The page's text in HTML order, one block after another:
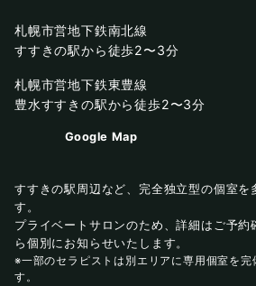
札幌市営地下鉄南北線
すすきの駅から徒歩2〜3分
札幌市営地下鉄東豊線
豊水すすきの駅から徒歩2〜3分
Google Map
すすきの駅周辺など、完全独立型の個室を
す。
プライベートサロンのため、詳細はご予約
ら個別にお知らせいたします。
※一部のセラピストは別エリアに専用個室を完
す。